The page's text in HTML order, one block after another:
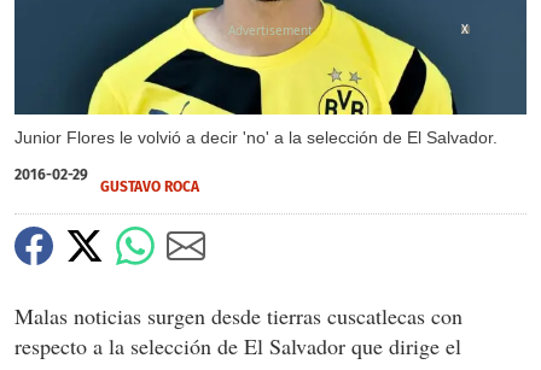
Junior Flores le volvió a decir 'no' a la selección de El Salvador.
X
2016-02-29
GUSTAVO ROCA
Malas noticias surgen desde tierras cuscatlecas con
respecto a la selección de El Salvador que dirige el